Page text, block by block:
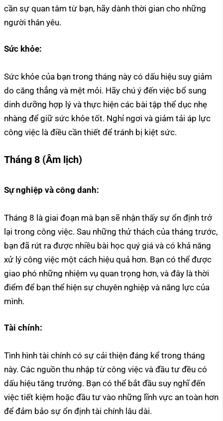
cần sự quan tâm từ bạn, hãy dành thời gian cho những
người thân yêu.
Sức khỏe:
Sức khỏe của bạn trong tháng này có dấu hiệu suy giảm
do căng thẳng và mệt mỏi. Hãy chú ý đến việc bổ sung
dinh dưỡng hợp lý và thực hiện các bài tập thể dục nhẹ
nhàng để giữ sức khỏe tốt. Nghỉ ngơi và giảm tải áp lực
công việc là điều cần thiết để tránh bị kiệt sức.
Tháng 8 (Âm lịch)
Sự nghiệp và công danh:
Tháng 8 là giai đoạn mà bạn sẽ nhận thấy sự ổn định trở
lại trong công việc. Sau những thử thách của tháng trước,
bạn đã rút ra được nhiều bài học quý giá và có khả năng
xử lý công việc một cách hiệu quả hơn. Bạn có thể được
giao phó những nhiệm vụ quan trọng hơn, và đây là thời
điểm để bạn thể hiện sự chuyên nghiệp và năng lực của
mình.
Tài chính:
Tình hình tài chính có sự cải thiện đáng kể trong tháng
này. Các nguồn thu nhập từ công việc và đầu tư đều có
dấu hiệu tăng trưởng. Bạn có thể bắt đầu suy nghĩ đến
việc tiết kiệm hoặc đầu tư vào những lĩnh vực an toàn hơn
để đảm bảo sự ổn định tài chính lâu dài.